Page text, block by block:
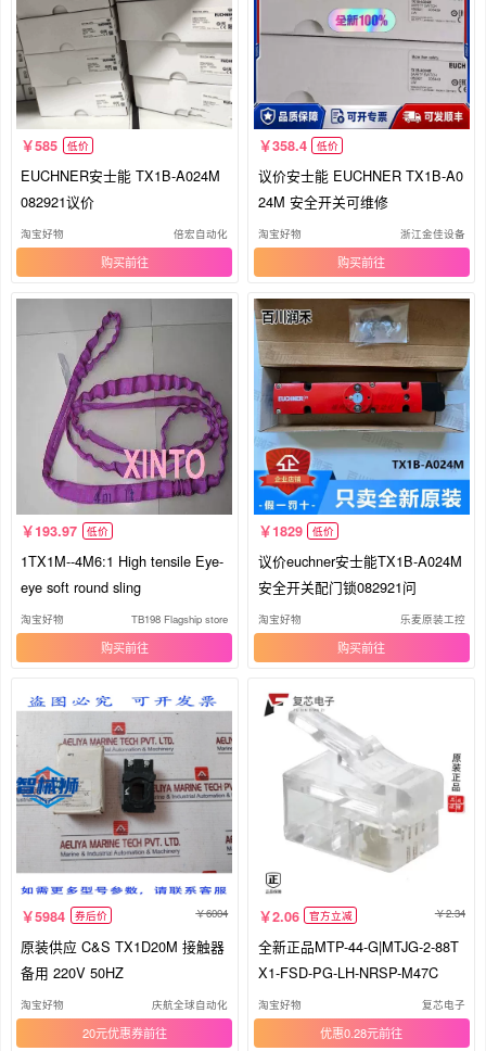
585 低价
EUCHNER安士能 TX1B-A024M
082921议价
淘宝好物 倍宏自动化
购买
358.4 低价
议价安士能 EUCHNER TX1B-A0
24M 安全开关可维修
淘宝好物 浙江金佳设备
购买
193.97 低价
1TX1M--4M6:1 High tensile Eye-
eye soft round sling
淘宝好物 TB198 Flagship store
购买
1829 低价
议价euchner安士能TX1B-A024M
安全开关配门锁082921问
淘宝好物 乐麦原装工控
购买
5984 券后价 6004
原装供应 C&S TX1D20M 接触器
备用 220V 50HZ
淘宝好物 庆航全球自动化
20元优惠券
2.06 官方立减 2.34
全新正品MTP-44-G|MTJG-2-88T
X1-FSD-PG-LH-NRSP-M47C
淘宝好物 复芯电子
优惠0.28元